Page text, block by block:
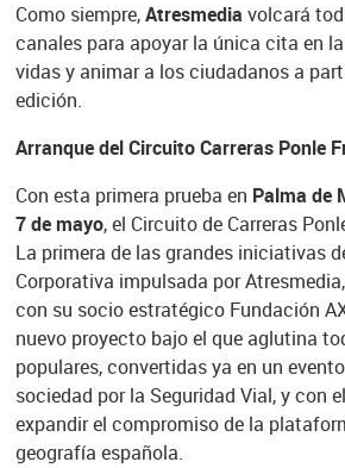
Como siempre,Atresmedia volcará
canales para apoyar la única cita en
vidas y animar a los ciudadanos a
edición.
Arranque del Circuito Carreras Ponle
Con esta primera prueba en Palma de
7 de mayo, el Circuito de Carreras
La primera de las grandes iniciativas
Corporativa impulsada por
con su socio estratégico Fundación
nuevo proyecto bajo el que aglutina
populares, convertidas ya en un
sociedad por la Seguridad Vial, y con
expandir el compromiso de la
geografía española.